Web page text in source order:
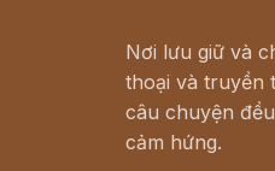
Nơi lưu giữ và
thoại và truyền
câu chuyện
cảm hứng.